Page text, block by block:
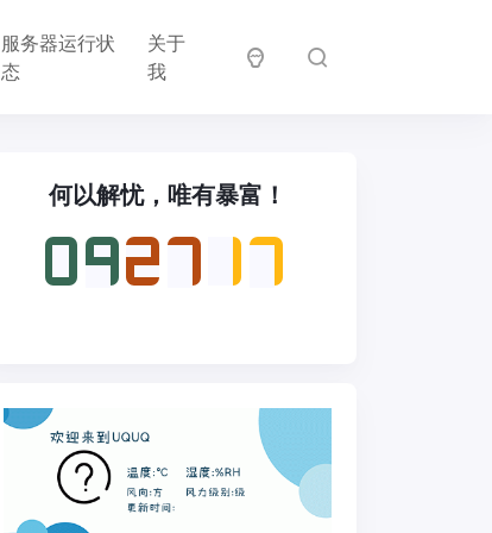
服务器运行状
态
关于
我
何以解忧，唯有暴富！